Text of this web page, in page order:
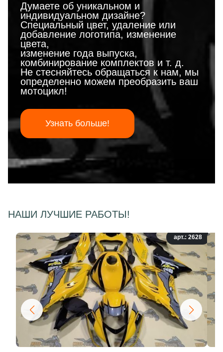
Думаете об уникальном и
индивидуальном дизайне?
Специальный цвет, удаление или
добавление логотипа, изменение
цвета,
изменение года выпуска,
комбинирование комплектов и т. д.
Не стесняйтесь обращаться к нам, мы
определенно можем преобразить ваш
мотоцикл!
Узнать больше!
НАШИ ЛУЧШИЕ РАБОТЫ!
арт.: 2628